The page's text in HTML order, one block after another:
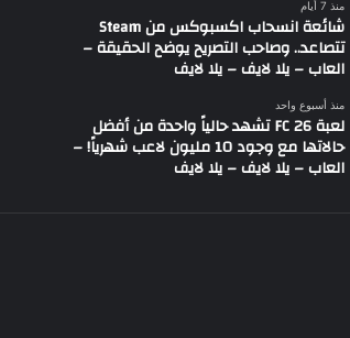
منذ 7 أيام
شائعة انسحاب اكسبوكس من Steam
تتصاعد.. وصاحب التصريح يوضح الحقيقة –
العاب – يلا لايف – يلا لايف
منذ أسبوع واحد
لعبة FC 26 تشهد حالياً واحدة من أفضل
حالاتها مع وجود 10 مليون لاعب شهرياً! –
العاب – يلا لايف – يلا لايف